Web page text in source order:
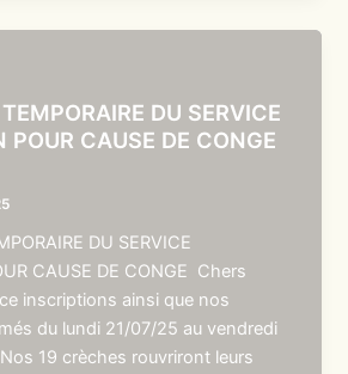
DU SERVICE
POUR CAUSE DE CONGE
DU SERVICE
CAUSE DE CONGE Chers
inscriptions ainsi que nos
du lundi 21/07/25 au vendredi
19 crèches rouvriront leurs